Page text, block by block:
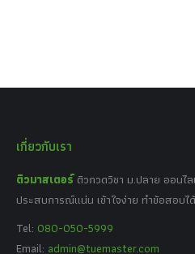
เกี่ยวกับเรา
ติวมาสเตอร์ ติวกวดวิชา ม.ปลาย ออน
ประสบการณ์แน่น เข้าใจง่าย ทำข้อสอบได้
Tel: 080-050-5999
Email: admin@tuemaster.com